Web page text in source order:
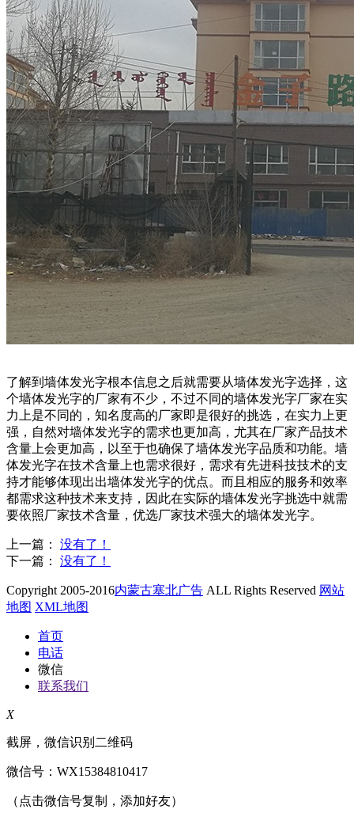
了解到墙体发光字根本信息之后就需要从墙体发光字选择，这
个墙体发光字的厂家有不少，不过不同的墙体发光字厂家在实
力上是不同的，知名度高的厂家即是很好的挑选，在实力上更
强，自然对墙体发光字的需求也更加高，尤其在厂家产品技术
含量上会更加高，以至于也确保了墙体发光字品质和功能。墙
体发光字在技术含量上也需求很好，需求有先进科技技术的支
持才能够体现出出墙体发光字的优点。而且相应的服务和效率
都需求这种技术来支持，因此在实际的墙体发光字挑选中就需
要依照厂家技术含量，优选厂家技术强大的墙体发光字。
上一篇： 没有了！
下一篇： 没有了！
Copyright 2005-2016内蒙古塞北广告 ALL Rights Reserved 网站
地图 XML地图
首页
电话
微信
联系我们
X
截屏，微信识别二维码
微信号： WX15384810417
（点击微信号复制，添加好友）